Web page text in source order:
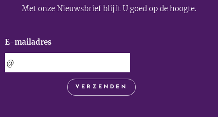
Met onze Nieuwsbrief blijft U goed op de hoogte.
E-mailadres
VERZENDEN